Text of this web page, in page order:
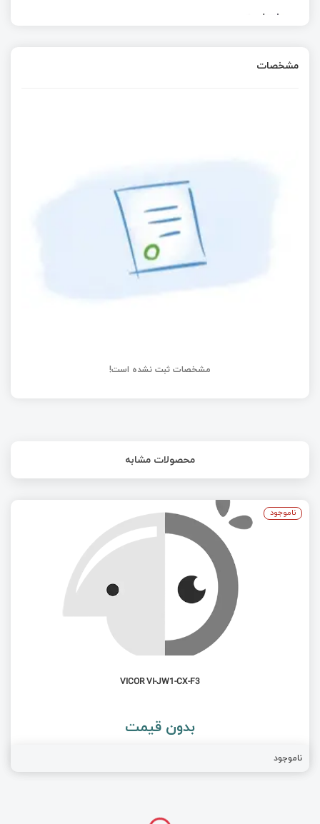
ابزارهای لازم برای ساختن همه چیز (بخش هفتم)
مشخصات
مشخصات ثبت نشده است!
محصولات مشابه
VICOR VI-JW1-CX-F3
بدون قیمت
ناموجود
ناموجود